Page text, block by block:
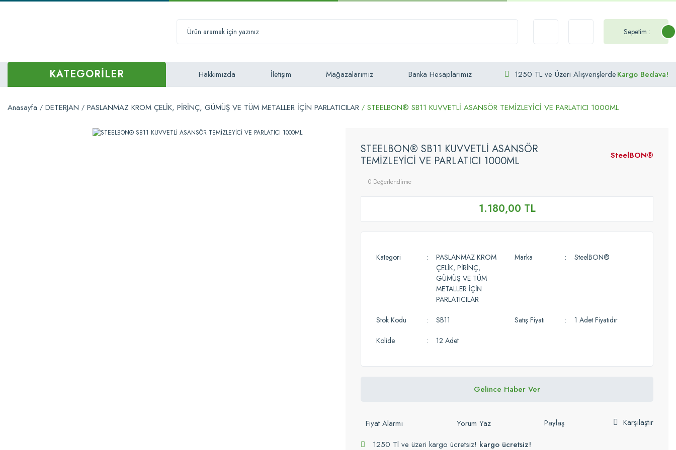
Sepetim :
KATEGORİLER Hakkımızda İletişim Mağazalarımız Banka Hesaplarımız 1250 TL ve Üzeri AlışverişlerdeKargo Bedava!
Anasayfa DETERJAN PASLANMAZ KROM ÇELİK, PİRİNÇ, GÜMÜŞ VE TÜM METALLER İÇİN PARLATICILAR STEELBON® SB11 KUVVETLİ ASANSÖR TEMİZLEYİCİ VE PARLATICI 1000ML
STEELBON® SB11 KUVVETLİ ASANSÖR
TEMİZLEYİCİ VE PARLATICI 1000ML
SteelBON®
0 Değerlendirme
1.180,00 TL
Kategori
PASLANMAZ KROM
ÇELİK, PİRİNÇ,
GÜMÜŞ VE TÜM
METALLER İÇİN
PARLATICILAR
Marka SteelBON®
Stok Kodu SB11 Satış Fiyatı 1 Adet Fiyatıdır
Kolide 12 Adet
Gelince Haber Ver
Fiyat Alarmı Yorum Yaz Paylaş
Karşılaştır
1250 Tl ve üzeri kargo ücretsiz! kargo ücretsiz!